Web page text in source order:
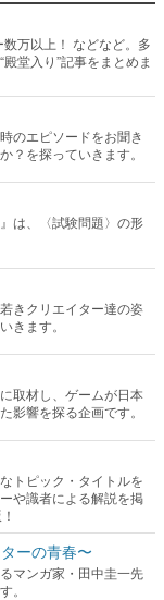
万以上！ などなど。多
堂入り”記事をまとめま
のエピソードをお聞き
？を探っていきます。
は、〈試験問題〉の形
きクリエイター達の姿
きます。
取材し、ゲームが日本
影響を探る企画です。
トピック・タイトルを
や識者による解説を掲
ーの青春〜
マンガ家・田中圭一先
。